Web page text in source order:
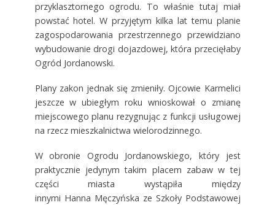
przyklasztornego ogrodu. To właśnie tutaj miał
powstać hotel. W przyjętym kilka lat temu planie
zagospodarowania przestrzennego przewidziano
wybudowanie drogi dojazdowej, która przecięłaby
Ogród Jordanowski.
Plany zakon jednak się zmieniły. Ojcowie Karmelici
jeszcze w ubiegłym roku wnioskował o zmianę
miejscowego planu rezygnując z funkcji usługowej
na rzecz mieszkalnictwa wielorodzinnego.
W obronie Ogrodu Jordanowskiego, który jest
praktycznie jedynym takim placem zabaw w tej
części miasta wystąpiła między
innymi Hanna Męczyńska ze Szkoły Podstawowej